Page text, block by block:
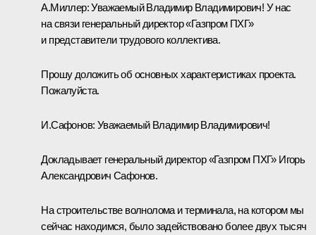
А.Миллер:Уважаемый Владимир Владимирович! У нас
на связи генеральный директор «Газпром ПХГ»
и представители трудового коллектива.
Прошу доложить об основных характеристиках проекта.
Пожалуйста.
И.Сафонов: Уважаемый Владимир Владимирович!
Докладывает генеральный директор «Газпром ПХГ» Игорь
Александрович Сафонов.
На строительстве волнолома и терминала, на котором мы
сейчас находимся, было задействовано более двух тысяч